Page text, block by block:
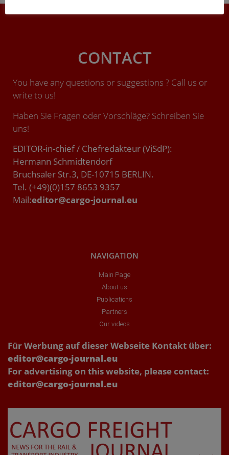
CONTACT
You have any questions or suggestions ? Call us or
write to us!
Haben Sie Fragen oder Vorschläge? Schreiben Sie
uns!
EDITOR-in-chief / Chefredakteur (ViSdP):
Hermann Schmidtendorf
Bruchsaler Str.3, DE-10715 BERLIN.
Tel. (+49)(0)157 8653 9357
Mail:editor@cargo-journal.eu
NAVIGATION
Main Page
About us
Publications
Partners
Our videos
Für Werbung auf dieser Webseite Kontakt über:
editor@cargo-journal.eu
For advertising on this website, please contact:
editor@cargo-journal.eu